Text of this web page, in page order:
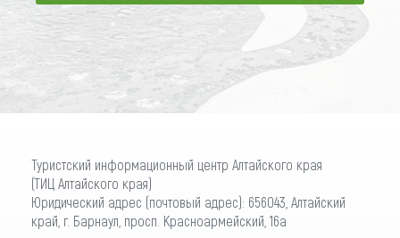
ПОДПИСАТЬСЯ
Туристский информационный центр Алтайского края
(ТИЦ Алтайского края)
Юридический адрес (почтовый адрес): 656043, Алтайский
край, г. Барнаул, просп. Красноармейский, 16а